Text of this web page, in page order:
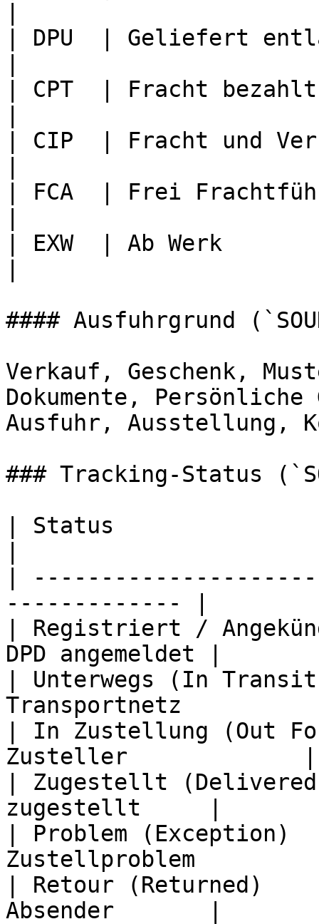
| DPU  | Geliefert
| CPT  | Fracht
| CIP  | Fracht und
| FCA  | Frei
| EXW  | Ab Werk
#### Ausfuhrgrund
Verkauf, Geschenk,
Dokumente, Persönliche
Ausfuhr, Ausstellung,
### Tracking-Status
| Status
|
------------- |
| Registriert /
DPD angemeldet |
| Unterwegs (In
Transportnetz
| In Zustellung (Out
Zusteller             |
| Zugestellt
zugestellt     |
| Problem
Zustellproblem
| Retour
Absender       |